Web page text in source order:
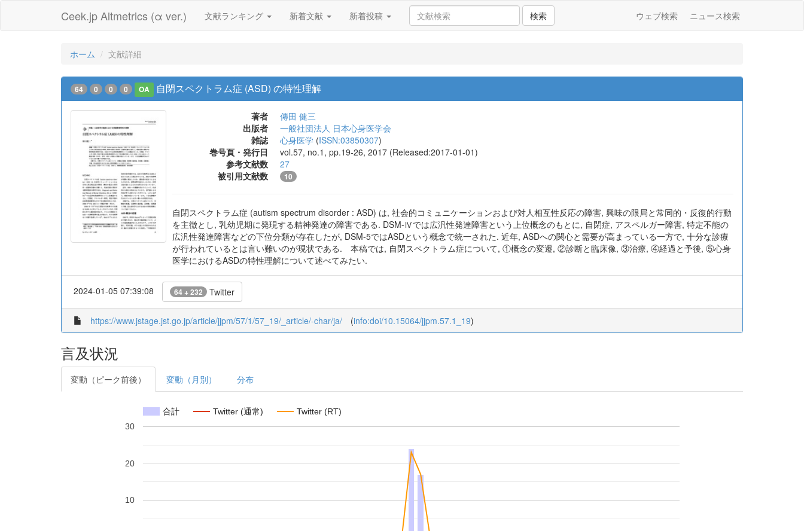
Ceek.jp Altmetrics (α ver.) 文献ランキング 新着文献 新着投稿 検索 ウェブ検索 ニュース検索
ホーム 文献詳細
64 0 0 0 OA 自閉スペクトラム症 (ASD) の特性理解
著者
傳田 健三
出版者
一般社団法人 日本心身医学会
雑誌
心身医学 (ISSN:03850307)
巻号頁・発行日
vol.57, no.1, pp.19-26, 2017 (Released:2017-01-01)
参考文献数
27
被引用文献数
10
自閉スペクトラム症 (autism spectrum disorder : ASD) は, 社会的コミュニケーションおよび対人相互性反応の障害, 興味の限局と常同的・反復的行動
を主徴とし, 乳幼児期に発現する精神発達の障害である. DSM-Ⅳでは広汎性発達障害という上位概念のもとに, 自閉症, アスペルガー障害, 特定不能の
広汎性発達障害などの下位分類が存在したが, DSM-5ではASDという概念で統一された. 近年, ASDへの関心と需要が高まっている一方で, 十分な診療
が行われているとは言い難いのが現状である. 本稿では, 自閉スペクトラム症について, ①概念の変遷, ②診断と臨床像, ③治療, ④経過と予後, ⑤心身
医学におけるASDの特性理解について述べてみたい.
2024-01-05 07:39:08 64 + 232 Twitter
https://www.jstage.jst.go.jp/article/jjpm/57/1/57_19/_article/-char/ja/ (info:doi/10.15064/jjpm.57.1_19)
言及状況
変動（ピーク前後） 変動（月別） 分布
合計 Twitter (通常) Twitter (RT)
10
20
30